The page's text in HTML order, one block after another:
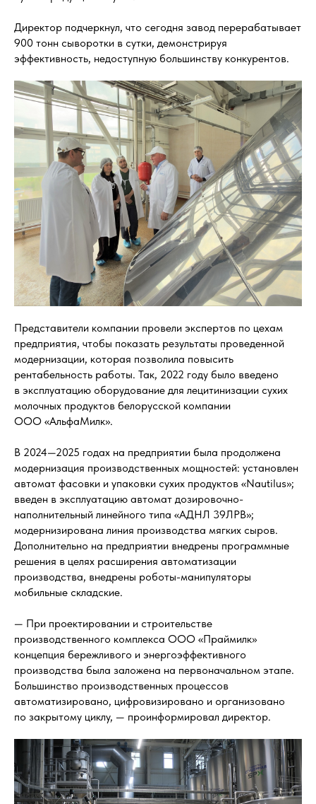
Директор подчеркнул, что сегодня завод перерабатывает
900 тонн сыворотки в сутки, демонстрируя
эффективность, недоступную большинству конкурентов.
Представители компании провели экспертов по цехам
предприятия, чтобы показать результаты проведенной
модернизации, которая позволила повысить
рентабельность работы. Так, 2022 году было введено
в эксплуатацию оборудование для лецитинизации сухих
молочных продуктов белорусской компании
ООО «АльфаМилк».
В 2024—2025 годах на предприятии была продолжена
модернизация производственных мощностей: установлен
автомат фасовки и упаковки сухих продуктов «Nautilus»;
введен в эксплуатацию автомат дозировочно-
наполнительный линейного типа «АДНЛ 39ЛРВ»;
модернизирована линия производства мягких сыров.
Дополнительно на предприятии внедрены программные
решения в целях расширения автоматизации
производства, внедрены роботы-манипуляторы
мобильные складские.
— При проектировании и строительстве
производственного комплекса ООО «Праймилк»
концепция бережливого и энергоэффективного
производства была заложена на первоначальном этапе.
Большинство производственных процессов
автоматизировано, цифровизировано и организовано
по закрытому циклу, — проинформировал директор.